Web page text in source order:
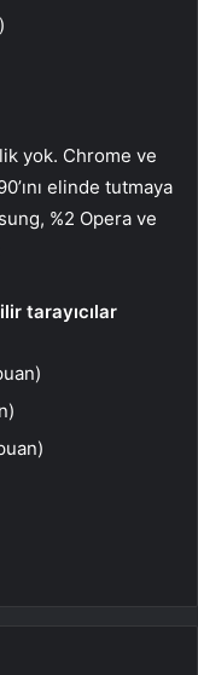
yok. Chrome ve
elinde tutmaya
%2 Opera ve
tarayıcılar